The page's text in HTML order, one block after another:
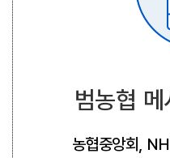
범농협
농협중앙회,